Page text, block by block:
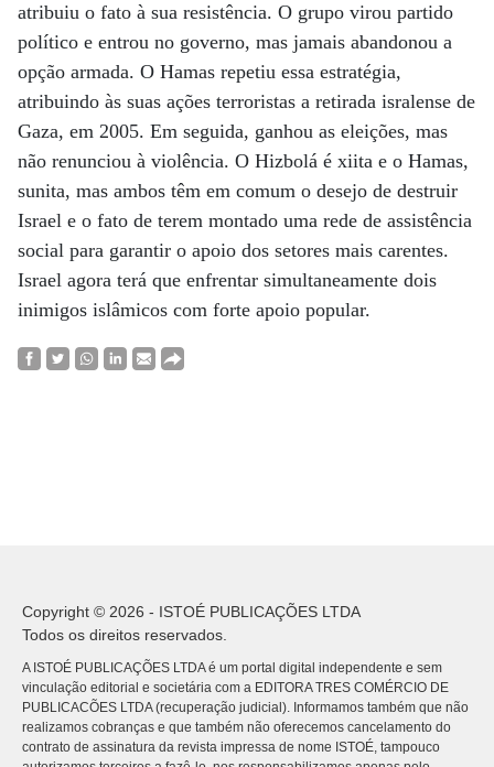
atribuiu o fato à sua resistência. O grupo virou partido
político e entrou no governo, mas jamais abandonou a
opção armada. O Hamas repetiu essa estratégia,
atribuindo às suas ações terroristas a retirada isralense de
Gaza, em 2005. Em seguida, ganhou as eleições, mas
não renunciou à violência. O Hizbolá é xiita e o Hamas,
sunita, mas ambos têm em comum o desejo de destruir
Israel e o fato de terem montado uma rede de assistência
social para garantir o apoio dos setores mais carentes.
Israel agora terá que enfrentar simultaneamente dois
inimigos islâmicos com forte apoio popular.
Copyright © 2026 - ISTOÉ PUBLICAÇÕES LTDA
Todos os direitos reservados.
A ISTOÉ PUBLICAÇÕES LTDA é um portal digital independente e sem
vinculação editorial e societária com a EDITORA TRES COMÉRCIO DE
PUBLICACÕES LTDA (recuperação judicial). Informamos também que não
realizamos cobranças e que também não oferecemos cancelamento do
contrato de assinatura da revista impressa de nome ISTOÉ, tampouco